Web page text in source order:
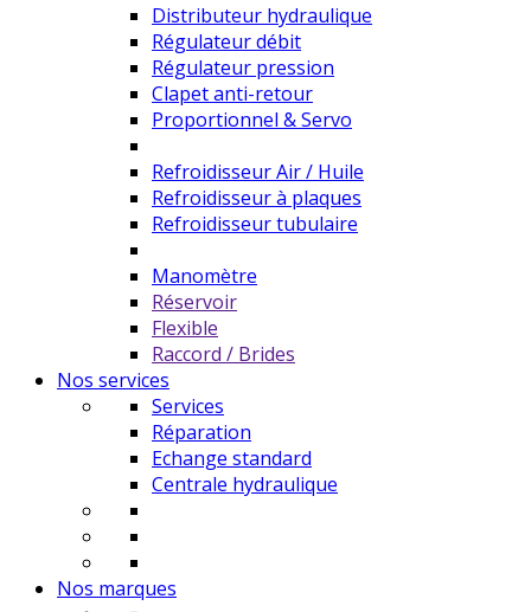
Distributeur hydraulique
Régulateur débit
Régulateur pression
Clapet anti-retour
Proportionnel & Servo
Refroidisseur Air / Huile
Refroidisseur à plaques
Refroidisseur tubulaire
Manomètre
Réservoir
Flexible
Raccord / Brides
Nos services
Services
Réparation
Echange standard
Centrale hydraulique
Nos marques